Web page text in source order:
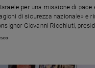
per una missione di pace
di sicurezza nazionale» e
Giovanni Ricchiuti,
preoccupante. Ai